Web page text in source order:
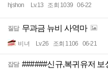
hjshon Lv.13 조회 1039 06-22
질답 무과금 뉴비 사역마
비녀 Lv.26 조회 1106 06-21
잡담 ######신규,복귀유저 보